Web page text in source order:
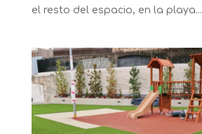
el resto del espacio, en la playa...